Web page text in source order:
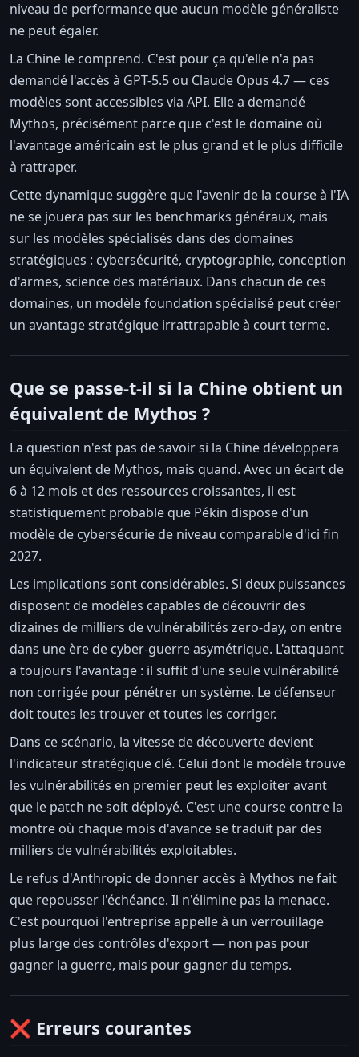
niveau de performance que aucun modèle généraliste
ne peut égaler.
La Chine le comprend. C'est pour ça qu'elle n'a pas
demandé l'accès à GPT-5.5 ou Claude Opus 4.7 — ces
modèles sont accessibles via API. Elle a demandé
Mythos, précisément parce que c'est le domaine où
l'avantage américain est le plus grand et le plus difficile
à rattraper.
Cette dynamique suggère que l'avenir de la course à l'IA
ne se jouera pas sur les benchmarks généraux, mais
sur les modèles spécialisés dans des domaines
stratégiques : cybersécurité, cryptographie, conception
d'armes, science des matériaux. Dans chacun de ces
domaines, un modèle foundation spécialisé peut créer
un avantage stratégique irrattrapable à court terme.
Que se passe-t-il si la Chine obtient un
équivalent de Mythos ?
La question n'est pas de savoir si la Chine développera
un équivalent de Mythos, mais quand. Avec un écart de
6 à 12 mois et des ressources croissantes, il est
statistiquement probable que Pékin dispose d'un
modèle de cybersécurie de niveau comparable d'ici fin
2027.
Les implications sont considérables. Si deux puissances
disposent de modèles capables de découvrir des
dizaines de milliers de vulnérabilités zero-day, on entre
dans une ère de cyber-guerre asymétrique. L'attaquant
a toujours l'avantage : il suffit d'une seule vulnérabilité
non corrigée pour pénétrer un système. Le défenseur
doit toutes les trouver et toutes les corriger.
Dans ce scénario, la vitesse de découverte devient
l'indicateur stratégique clé. Celui dont le modèle trouve
les vulnérabilités en premier peut les exploiter avant
que le patch ne soit déployé. C'est une course contre la
montre où chaque mois d'avance se traduit par des
milliers de vulnérabilités exploitables.
Le refus d'Anthropic de donner accès à Mythos ne fait
que repousser l'échéance. Il n'élimine pas la menace.
C'est pourquoi l'entreprise appelle à un verrouillage
plus large des contrôles d'export — non pas pour
gagner la guerre, mais pour gagner du temps.
❌ Erreurs courantes